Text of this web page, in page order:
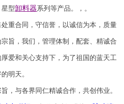
星型卸料器系列等产品。，。
重合同，守信誉，以诚信为本，质量
旨，我们，管理体制，配套、精诚合
爱和关心支持下，为了祖国的蓝天工
明天。
，与各界同仁精诚合作，共创伟业。